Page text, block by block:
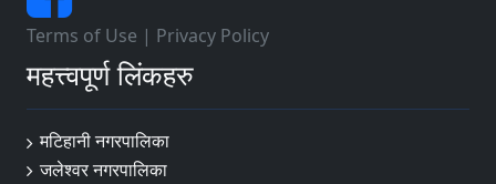
Terms of Use | Privacy Policy
महत्त्वपूर्ण लिंकहरु
मटिहानी नगरपालिका
जलेश्वर नगरपालिका